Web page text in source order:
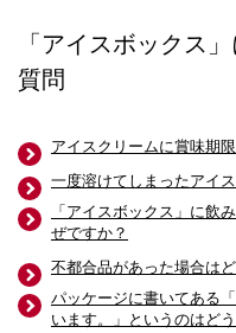
「アイスボックス
質問
アイスクリームに賞味期
一度溶けてしまったアイ
「アイスボックス」に飲
ぜですか？
不都合品があった場合は
パッケージに書いてある
います。」というのはど